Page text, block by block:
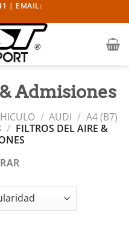
| EMAIL:
Admisiones
/ AUDI / A4 (B7)
/ FILTROS DEL AIRE &